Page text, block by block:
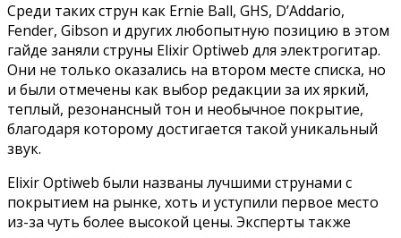
Среди таких струн как Ernie Ball, GHS, D’Addario,
Fender, Gibson и других любопытную позицию в этом
гайде заняли струны Elixir Optiweb для электрогитар.
Они не только оказались на втором месте списка, но
и были отмечены как выбор редакции за их яркий,
теплый, резонансный тон и необычное покрытие,
благодаря которому достигается такой уникальный
звук.
Elixir Optiweb были названы лучшими струнами с
покрытием на рынке, хоть и уступили первое место
из-за чуть более высокой цены. Эксперты также